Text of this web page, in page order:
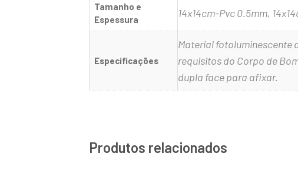
Tamanho e
Espessura
14x14cm-Pvc 0.5mm,
Especificações
Material fotoluminescente
requisitos do Corpo de
dupla face para afixar.
Produtos relacionados